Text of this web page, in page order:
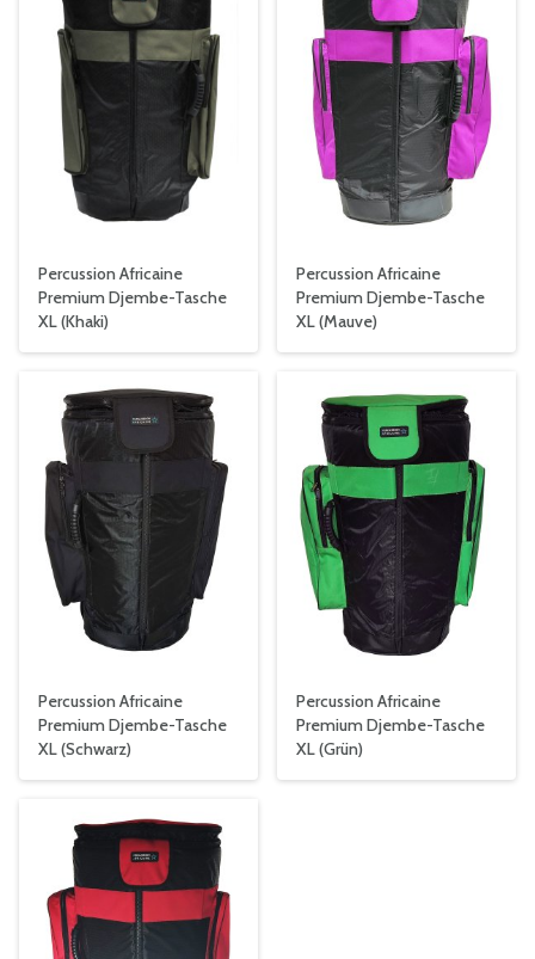
Percussion Africaine
Premium Djembe-Tasche
XL (Khaki)
Percussion Africaine
Premium Djembe-Tasche
XL (Mauve)
Percussion Africaine
Premium Djembe-Tasche
XL (Schwarz)
Percussion Africaine
Premium Djembe-Tasche
XL (Grün)